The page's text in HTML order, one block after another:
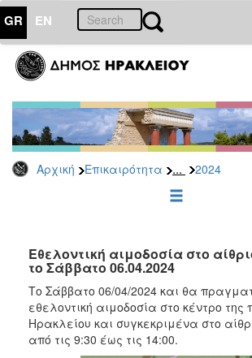
GR EN
Αρχική Επικαιρότητα ... 2024
ΕΠΙΚΑΙΡΟΤΗΤΑ
Τύπου
Αρχείο
2026
2025
2022
2021
2020
2019
2018
Εθελοντική αιμοδοσία στο
το Σάββατο 06.04.2024
Το Σάββατο 06/04/2024 και θα
εθελοντική αιμοδοσία στο κέντρο της
Ηρακλείου και συγκεκριμένα στο
από τις 9:30 έως τις 14:00.